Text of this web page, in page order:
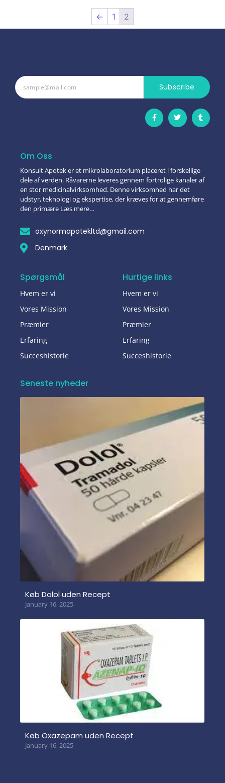
← 1 2
Subscribe
Om Oss
Konsult Apotek er et mikrolaboratorium placeret i forskellige
dele af verden. Råvarerne leveres gennem fortrolige kanaler af
en stor medicinalvirksomhed. Denne virksomhed har det
udstyr, teknologi og ekspertise, der kræves for at gennemføre
den primære Læs mere…
oxynormapotekltd@gmail.com
Denmark
Spørgsmål
Hvem er vi
Vores Mission
Præmier
Erfaring
Succeshistorie
Hurtige links
Hvem er vi
Vores Mission
Præmier
Erfaring
Succeshistorie
Seneste nyheder
Køb Dolol uden Recept
January 16, 2025
Køb Oxazepam uden Recept
January 16, 2025